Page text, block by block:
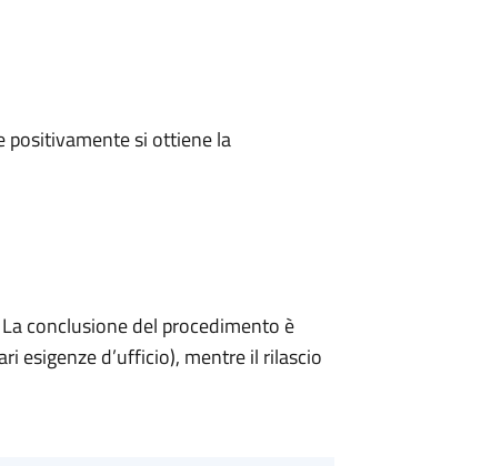
positivamente si ottiene la
conclusione del procedimento è
esigenze d’ufficio), mentre il rilascio